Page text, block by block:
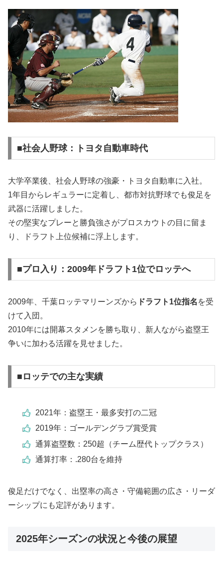
■社会人野球：トヨタ自動車時代
大学卒業後、社会人野球の強豪・トヨタ自動車に入社。
1年目からレギュラーに定着し、都市対抗野球でも俊足を
武器に活躍しました。
その堅実なプレーと勝負強さがプロスカウトの目に留ま
り、ドラフト上位候補に浮上します。
■プロ入り：2009年ドラフト1位でロッテへ
2009年、千葉ロッテマリーンズから ドラフト1位指名 を受
けて入団。
2010年には開幕スタメンを勝ち取り、新人ながら盗塁王
争いに加わる活躍を見せました。
■ロッテでの主な実績
2021年：盗塁王・最多安打の二冠
2019年：ゴールデングラブ賞受賞
通算盗塁数：250超（チーム歴代トップクラス）
通算打率：.280台を維持
俊足だけでなく、出塁率の高さ・守備範囲の広さ・リーダ
ーシップにも定評があります。
2025年シーズンの状況と今後の展望